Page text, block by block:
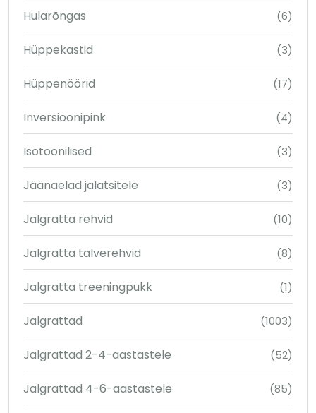
Hularõngas (6)
Hüppekastid (3)
Hüppenöörid (17)
Inversioonipink (4)
Isotoonilised (3)
Jäänaelad jalatsitele (3)
Jalgratta rehvid (10)
Jalgratta talverehvid (8)
Jalgratta treeningpukk (1)
Jalgrattad (1003)
Jalgrattad 2-4-aastastele (52)
Jalgrattad 4-6-aastastele (85)